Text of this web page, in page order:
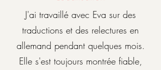
J'ai travaillé avec Eva sur des
traductions et des relectures en
allemand pendant quelques mois.
Elle s'est toujours montrée fiable,